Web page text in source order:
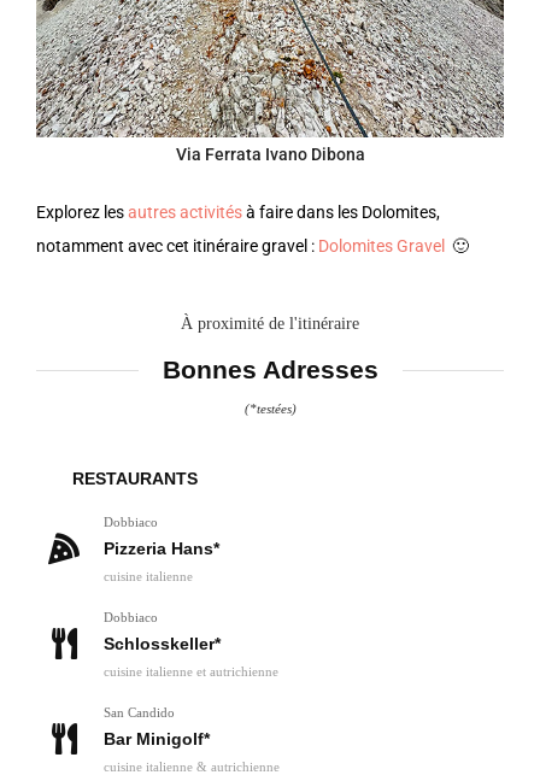
Via Ferrata Ivano Dibona
Explorez lesautres activitésà faire dans les Dolomites,
notamment avec cet itinéraire gravel : Dolomites Gravel 🙂
À proximité de l'itinéraire
Bonnes Adresses
(*testées)
RESTAURANTS
Dobbiaco
Pizzeria Hans*
cuisine italienne
Dobbiaco
Schlosskeller*
cuisine italienne et autrichienne
San Candido
Bar Minigolf*
cuisine italienne & autrichienne